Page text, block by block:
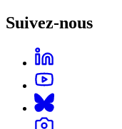
Suivez-nous